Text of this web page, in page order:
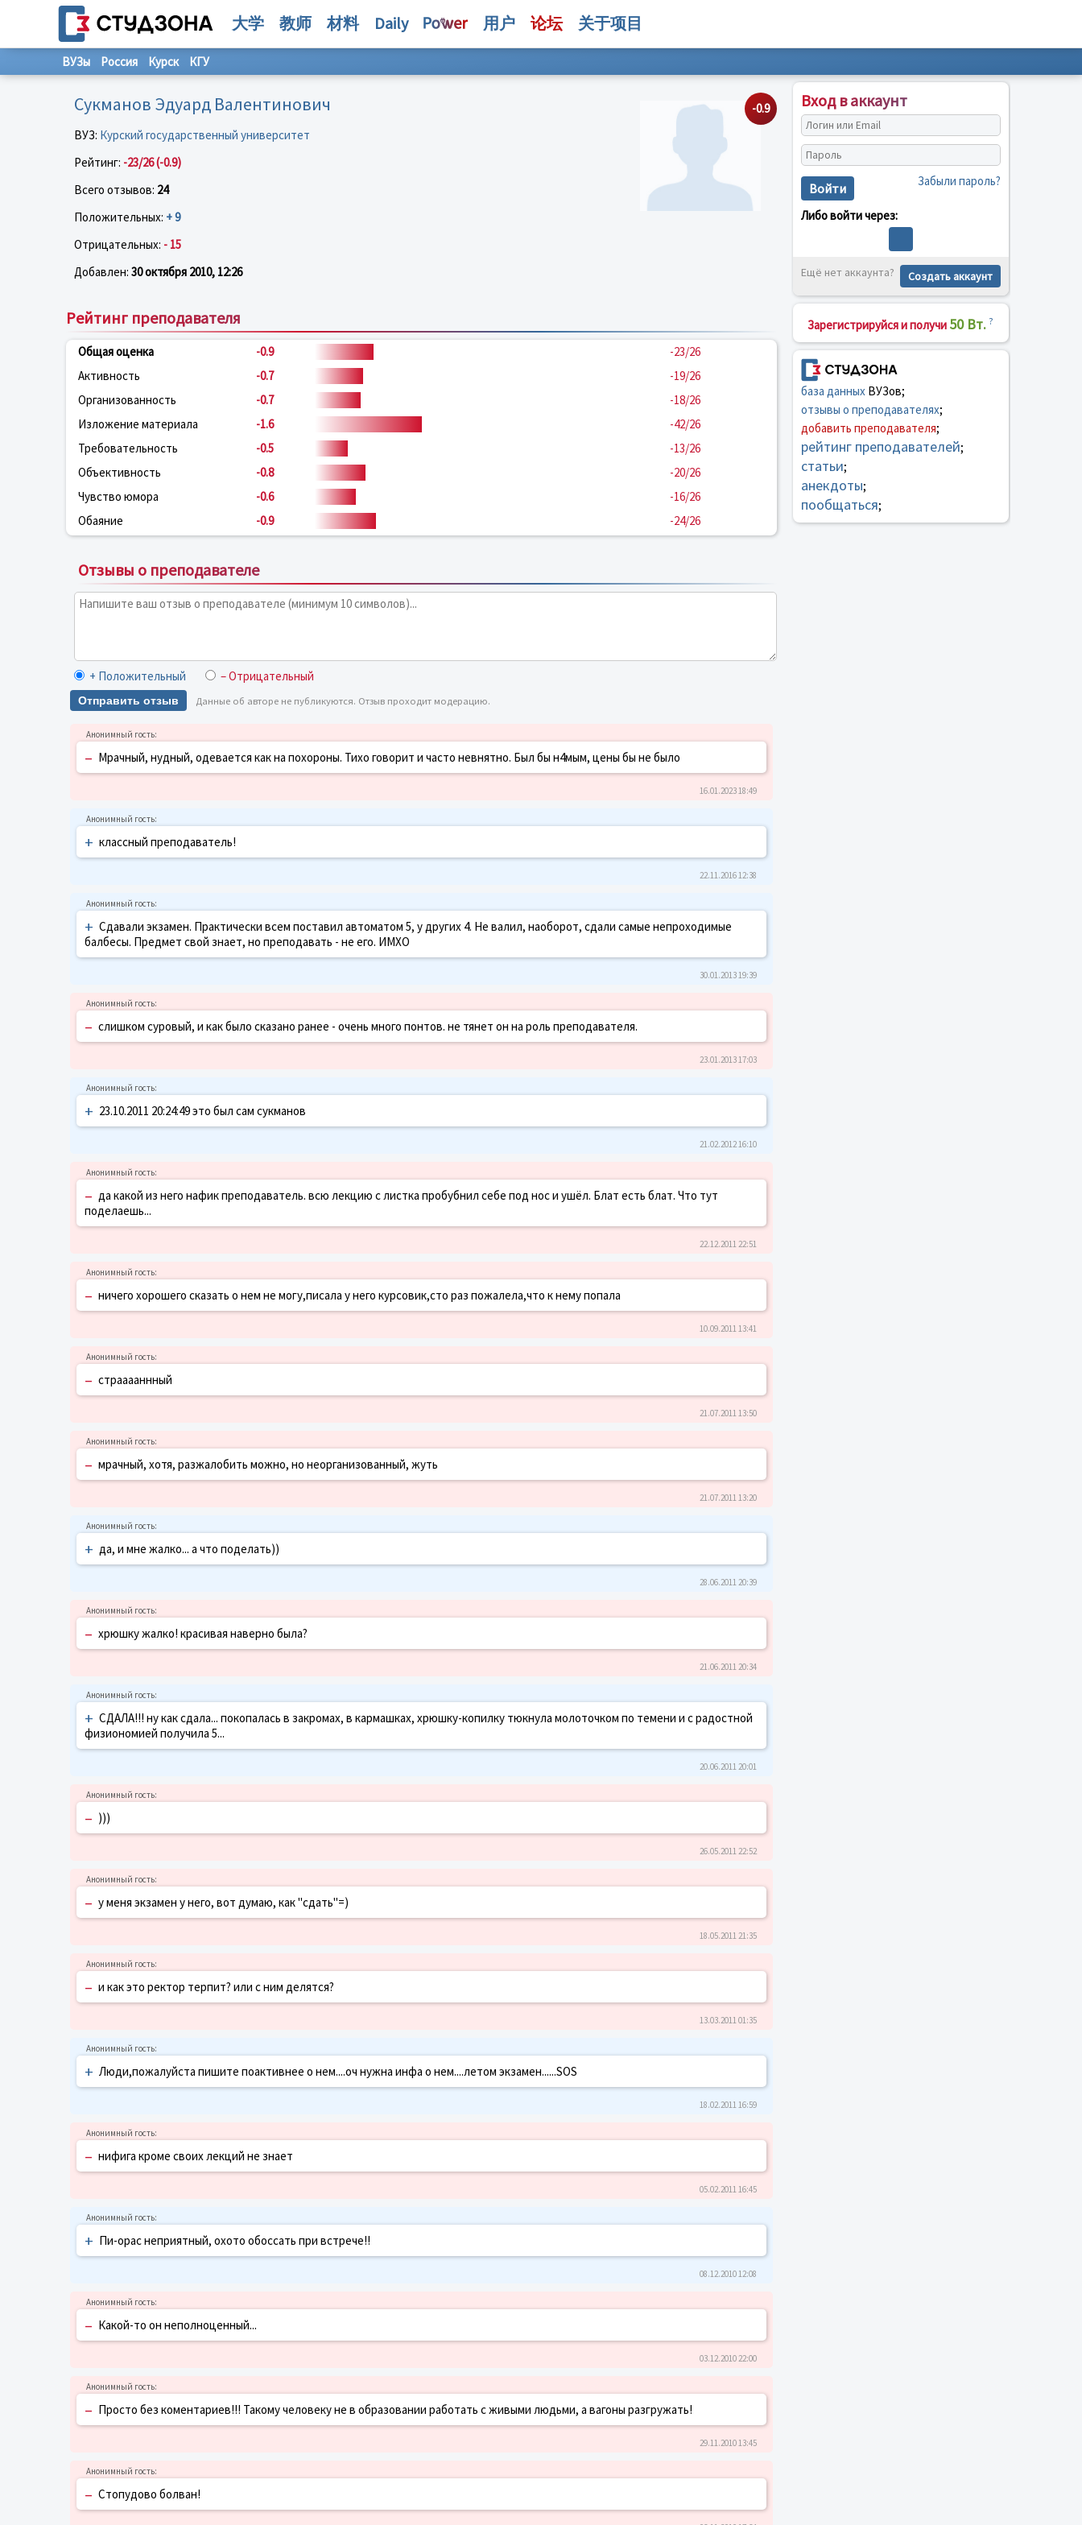
大学 教师 材料 Daily 用户 论坛 关于项目
ВУЗы Россия Курск КГУ
-0.9
Сукманов Эдуард Валентинович
ВУЗ: Курский государственный университет
Рейтинг: -23/26 (-0.9)
Всего отзывов: 24
Положительных: + 9
Отрицательных: - 15
Добавлен: 30 октября 2010, 12:26
Рейтинг преподавателя
Общая оценка -0.9
-23/26
Активность
-0.7
-19/26
Организованность
-0.7
-18/26
Изложение материала
-1.6
-42/26
Требовательность
-0.5
-13/26
Объективность
-0.8
-20/26
Чувство юмора
-0.6
-16/26
Обаяние
-0.9 -24/26
Отзывы о преподавателе
+ Положительный – Отрицательный
Отправить отзыв Данные об авторе не публикуются. Отзыв проходит модерацию.
– Мрачный, нудный, одевается как на похороны. Тихо говорит и часто невнятно. Был бы н4мым, цены бы не было
16.01.2023 18:49
+ классный преподаватель!
22.11.2016 12:38
+ Сдавали экзамен. Практически всем поставил автоматом 5, у других 4. Не валил, наоборот, сдали самые непроходимые
балбесы. Предмет свой знает, но преподавать - не его. ИМХО
30.01.2013 19:39
– слишком суровый, и как было сказано ранее - очень много понтов. не тянет он на роль преподавателя.
23.01.2013 17:03
+ 23.10.2011 20:24:49 это был сам сукманов
21.02.2012 16:10
– да какой из него нафик преподаватель. всю лекцию с листка пробубнил себе под нос и ушёл. Блат есть блат. Что тут
поделаешь...
22.12.2011 22:51
– ничего хорошего сказать о нем не могу,писала у него курсовик,сто раз пожалела,что к нему попала
10.09.2011 13:41
– страаааннный
21.07.2011 13:50
– мрачный, хотя, разжалобить можно, но неорганизованный, жуть
21.07.2011 13:20
+ да, и мне жалко... а что поделать))
28.06.2011 20:39
– хрюшку жалко! красивая наверно была?
21.06.2011 20:34
+ СДАЛА!!! ну как сдала... покопалась в закромах, в кармашках, хрюшку-копилку тюкнула молоточком по темени и с радостной
физиономией получила 5...
20.06.2011 20:01
– )))
26.05.2011 22:52
– у меня экзамен у него, вот думаю, как "сдать"=)
18.05.2011 21:35
– и как это ректор терпит? или с ним делятся?
13.03.2011 01:35
+ Люди,пожалуйста пишите поактивнее о нем....оч нужна инфа о нем....летом экзамен......SOS
18.02.2011 16:59
– нифига кроме своих лекций не знает
05.02.2011 16:45
+ Пи-орас неприятный, охото обоссать при встрече!!
08.12.2010 12:08
– Какой-то он неполноценный...
03.12.2010 22:00
– Просто без коментариев!!! Такому человеку не в образовании работать с живыми людьми, а вагоны разгружать!
29.11.2010 13:45
– Стопудово болван!
Вход в аккаунт
Войти Забыли пароль?
Либо войти через:
Ещё нет аккаунта? Создать аккаунт
Зарегистрируйся и получи 50 Вт. ?
база данныхВУЗов;
отзывы о преподавателях;
добавить преподавателя;
рейтинг преподавателей;
статьи;
анекдоты;
пообщаться;